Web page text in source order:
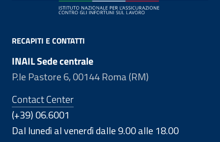
RECAPITI E CONTATTI
INAIL Sede centrale
P.le Pastore 6, 00144 Roma (RM)
Contact Center
(+39) 06.6001
Dal lunedì al venerdì dalle 9.00 alle 18.00